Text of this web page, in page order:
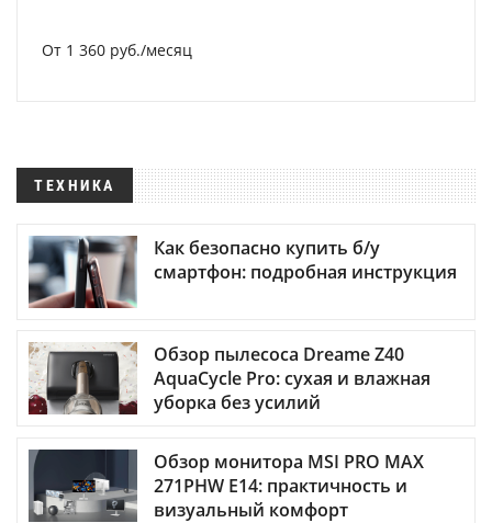
От 1 360 руб./месяц
ТЕХНИКА
Как безопасно купить б/у
смартфон: подробная инструкция
Обзор пылесоса Dreame Z40
AquaCycle Pro: сухая и влажная
уборка без усилий
Обзор монитора MSI PRO MAX
271PHW E14: практичность и
визуальный комфорт